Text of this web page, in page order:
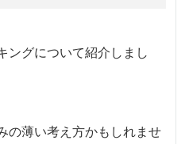
ングについて紹介しまし
の薄い考え方かもしれませ